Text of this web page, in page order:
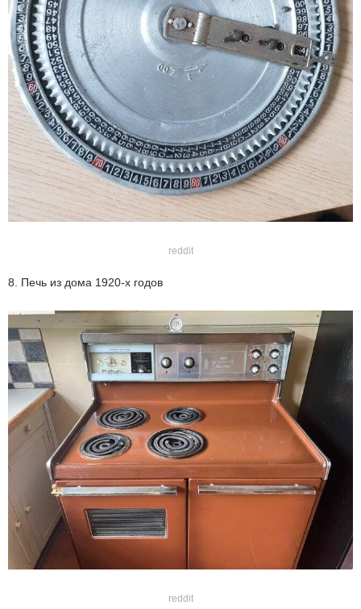
reddit
8. Печь из дома 1920-х годов
reddit